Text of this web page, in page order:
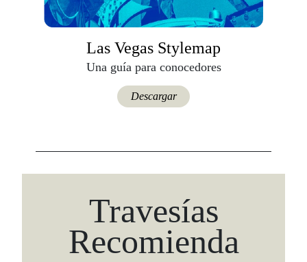
Las Vegas Stylemap
Una guía para conocedores
Descargar
Travesías
Recomienda